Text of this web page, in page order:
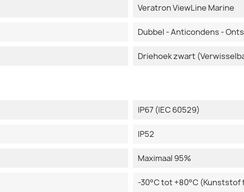
Veratron ViewLine Marine
Dubbel - Anticondens -
Driehoek zwart
IP67 (IEC 60529)
IP52
Maximaal 95%
-30°C tot +80°C